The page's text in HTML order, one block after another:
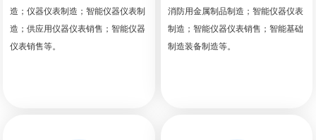
造；仪器仪表制造；智能仪器仪表制
造；供应用仪器仪表销售；智能仪器
仪表销售等。
消防用金属制品制造；智能仪器仪表
制造；智能仪器仪表销售；智能基础
制造装备制造等。